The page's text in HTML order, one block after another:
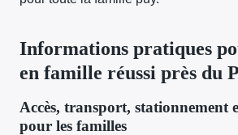
Informations pratiques
en famille réussi près du
Accès, transport, stationnement
pour les familles